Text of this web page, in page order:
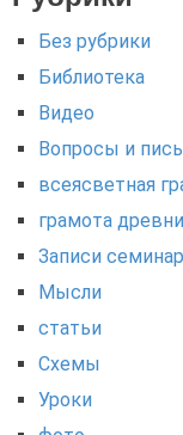
Без рубрики
Библиотека
Видео
Вопросы и
всеясветная
грамота
Записи
Мысли
статьи
Схемы
Уроки